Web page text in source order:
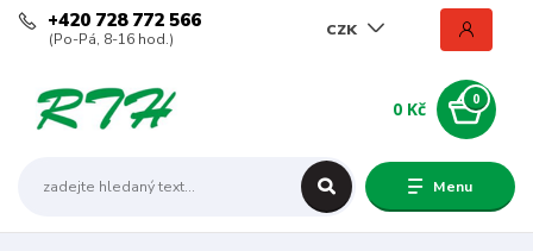
Menu
CZK
+420 728 772 566
(Po-Pá, 8-16 hod.)
0
0 Kč